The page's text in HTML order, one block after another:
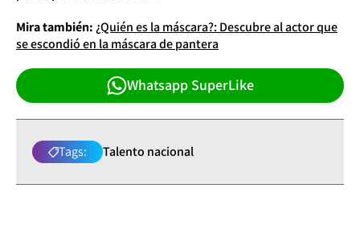
Mira también: ¿Quién es la máscara?: Descubre al actor que
se escondió en la máscara de pantera
Whatsapp SuperLike
Tags: Talento nacional